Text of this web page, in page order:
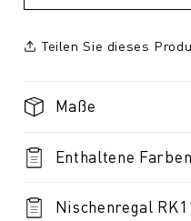
Teilen Sie dieses
Maße
Enthaltene Farben
Nischenregal